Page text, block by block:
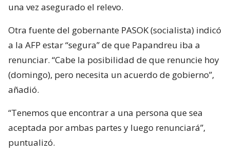
una vez asegurado el relevo.
Otra fuente del gobernante PASOK (socialista) indicó
a la AFP estar “segura” de que Papandreu iba a
renunciar. “Cabe la posibilidad de que renuncie hoy
(domingo), pero necesita un acuerdo de gobierno”,
añadió.
“Tenemos que encontrar a una persona que sea
aceptada por ambas partes y luego renunciará”,
puntualizó.